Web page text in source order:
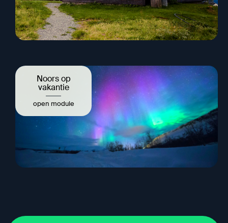
Noors op
vakantie
open module